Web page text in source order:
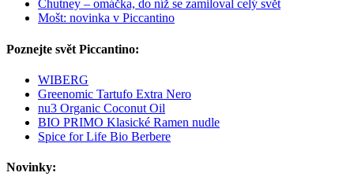
Chutney – omáčka, do níž se zamiloval celý svět
Mošt: novinka v Piccantino
Poznejte svět Piccantino:
WIBERG
Greenomic Tartufo Extra Nero
nu3 Organic Coconut Oil
BIO PRIMO Klasické Ramen nudle
Spice for Life Bio Berbere
Novinky: